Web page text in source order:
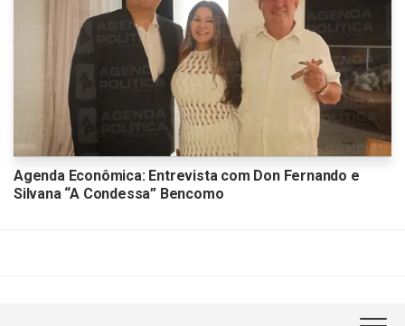
Agenda Econômica: Entrevista com Don Fernando e
Silvana “A Condessa” Bencomo